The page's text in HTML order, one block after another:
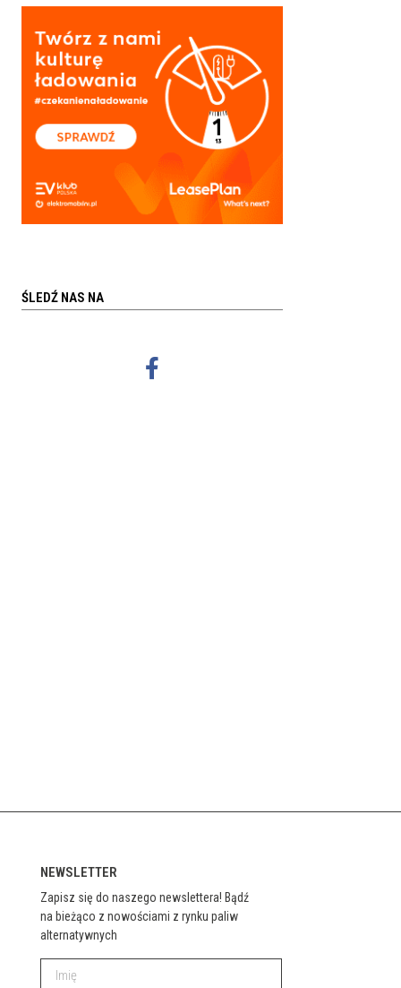
ŚLEDŹ NAS NA
NEWSLETTER
Zapisz się do naszego newslettera! Bądź
na bieżąco z nowościami z rynku paliw
alternatywnych